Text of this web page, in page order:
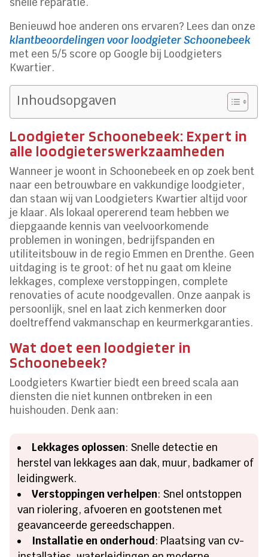
snelle reparatie.
Benieuwd hoe anderen ons ervaren? Lees dan onze
klantbeoordelingen voor loodgieter Schoonebeek
met een 5/5 score op Google bij Loodgieters
Kwartier.
Inhoudsopgaven
Loodgieter Schoonebeek: Expert in
alle loodgieterswerkzaamheden
Wanneer je woont in Schoonebeek en op zoek bent
naar een betrouwbare en vakkundige loodgieter,
dan staan wij van Loodgieters Kwartier altijd voor
je klaar. Als lokaal opererend team hebben we
diepgaande kennis van veelvoorkomende
problemen in woningen, bedrijfspanden en
utiliteitsbouw in de regio Emmen en Drenthe. Geen
uitdaging is te groot: of het nu gaat om kleine
lekkages, complexe verstoppingen, complete
renovaties of acute noodgevallen. Onze aanpak is
persoonlijk, snel en laat zich kenmerken door
doeltreffend vakmanschap en keurmerkgaranties.
Wat doet een loodgieter in
Schoonebeek?
Loodgieters Kwartier biedt een breed scala aan
diensten die niet kunnen ontbreken in een
huishouden. Denk aan:
Lekkages oplossen: Snelle detectie en
herstel van lekkages aan dak, muur, badkamer of
leidingwerk.
Verstoppingen verhelpen: Snel ontstoppen
van riolering, afvoeren en gootstenen met
geavanceerde gereedschappen.
Installatie en onderhoud: Plaatsing van cv-